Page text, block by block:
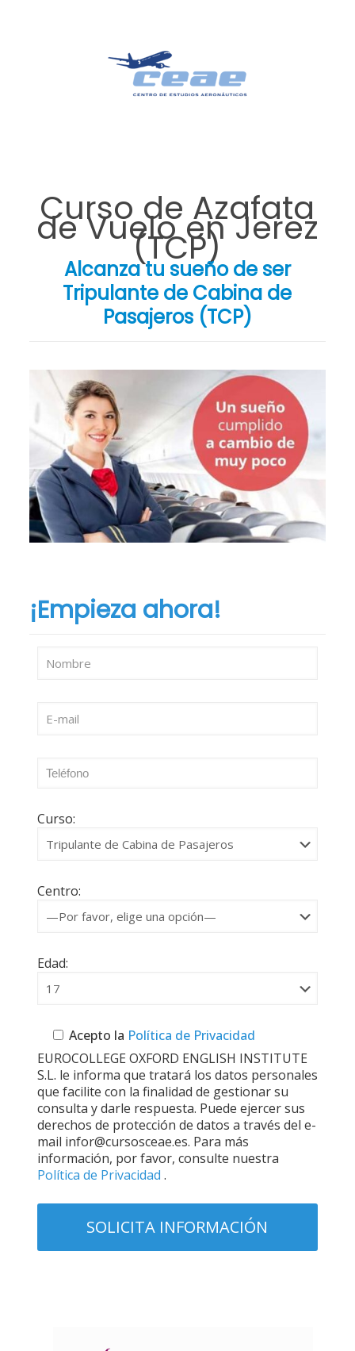
Curso de Azafata
de Vuelo en Jerez
(TCP)
Alcanza tu sueño de ser
Tripulante de Cabina de
Pasajeros (TCP)
¡Empieza ahora!
Curso:
Centro:
Edad:
Acepto la Política de Privacidad
EUROCOLLEGE OXFORD ENGLISH INSTITUTE
S.L. le informa que tratará los datos personales
que facilite con la finalidad de gestionar su
consulta y darle respuesta. Puede ejercer sus
derechos de protección de datos a través del e-
mail infor@cursosceae.es. Para más
información, por favor, consulte nuestra
Política de Privacidad .